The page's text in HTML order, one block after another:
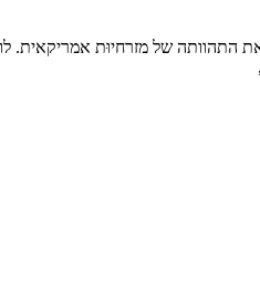
את התהוותה של מזרחיוּת אמריקאית.